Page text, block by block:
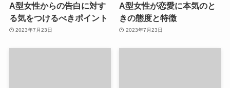
A型女性からの告白に対す
る気をつけるべきポイント
2023年7月23日
A型女性が恋愛に本気のと
きの態度と特徴
2023年7月23日